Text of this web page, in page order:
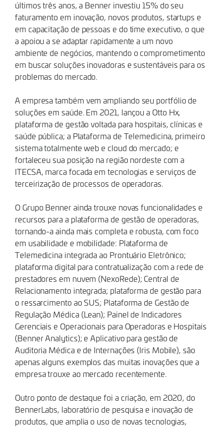
últimos três anos, a Benner investiu 15% do seu
faturamento em inovação, novos produtos, startups e
em capacitação de pessoas e do time executivo, o que
a apoiou a se adaptar rapidamente a um novo
ambiente de negócios, mantendo o comprometimento
em buscar soluções inovadoras e sustentáveis para os
problemas do mercado.
A empresa também vem ampliando seu portfólio de
soluções em saúde. Em 2021, lançou a Otto Hx,
plataforma de gestão voltada para hospitais, clínicas e
saúde pública; a Plataforma de Telemedicina, primeiro
sistema totalmente web e cloud do mercado; e
fortaleceu sua posição na região nordeste com a
ITECSA, marca focada em tecnologias e serviços de
terceirização de processos de operadoras.
O Grupo Benner ainda trouxe novas funcionalidades e
recursos para a plataforma de gestão de operadoras,
tornando-a ainda mais completa e robusta, com foco
em usabilidade e mobilidade: Plataforma de
Telemedicina integrada ao Prontuário Eletrônico;
plataforma digital para contratualização com a rede de
prestadores em nuvem (NexoRede); Central de
Relacionamento integrada; plataforma de gestão para
o ressarcimento ao SUS; Plataforma de Gestão de
Regulação Médica (Lean); Painel de Indicadores
Gerenciais e Operacionais para Operadoras e Hospitais
(Benner Analytics); e Aplicativo para gestão de
Auditoria Médica e de Internações (Iris Mobile), são
apenas alguns exemplos das muitas inovações que a
empresa trouxe ao mercado recentemente.
Outro ponto de destaque foi a criação, em 2020, do
BennerLabs, laboratório de pesquisa e inovação de
produtos, que amplia o uso de novas tecnologias,